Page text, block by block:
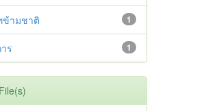
1
ข้ามชาติ
1
ร